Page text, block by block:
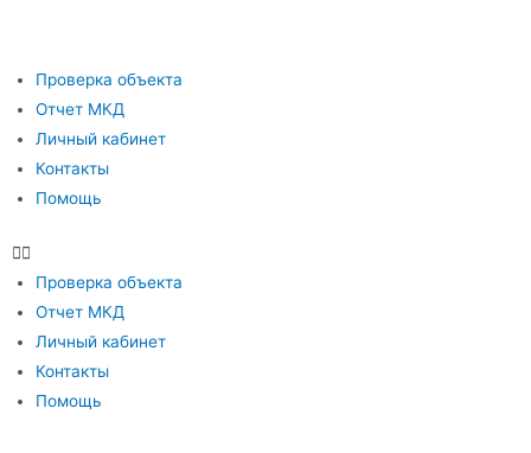
Проверка объекта
Отчет МКД
Личный кабинет
Контакты
Помощь
Проверка объекта
Отчет МКД
Личный кабинет
Контакты
Помощь